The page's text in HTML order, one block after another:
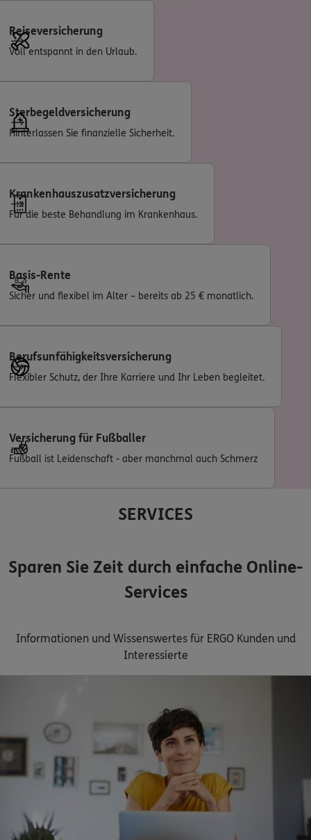
Reiseversicherung
Voll entspannt in den Urlaub.
Sterbegeldversicherung
Hinterlassen Sie finanzielle Sicherheit.
Krankenhauszusatzversicherung
Für die beste Behandlung im Krankenhaus.
Basis-Rente
Sicher und flexibel im Alter – bereits ab 25 € monatlich.
Berufsunfähigkeitsversicherung
Flexibler Schutz, der Ihre Karriere und Ihr Leben begleitet.
Versicherung für Fußballer
Fußball ist Leidenschaft - aber manchmal auch Schmerz
SERVICES
Sparen Sie Zeit durch einfache Online-
Services
Informationen und Wissenswertes für ERGO Kunden und
Interessierte